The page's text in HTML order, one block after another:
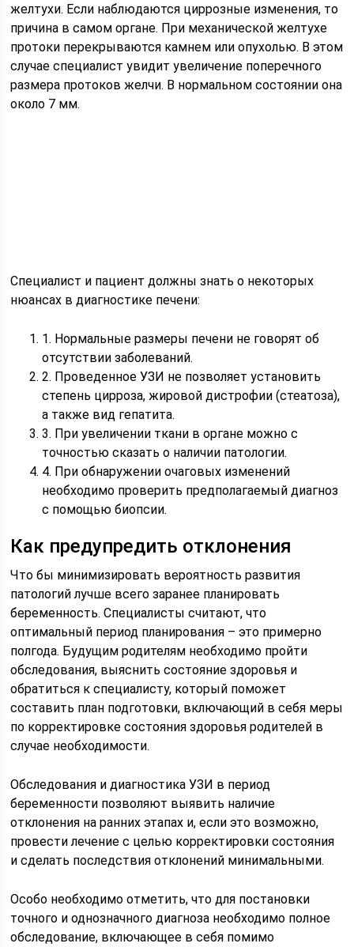
желтухи. Если наблюдаются циррозные изменения, то
причина в самом органе. При механической желтухе
протоки перекрываются камнем или опухолью. В этом
случае специалист увидит увеличение поперечного
размера протоков желчи. В нормальном состоянии она
около 7 мм.
Специалист и пациент должны знать о некоторых
нюансах в диагностике печени:
1. Нормальные размеры печени не говорят об
отсутствии заболеваний.
2. Проведенное УЗИ не позволяет установить
степень цирроза, жировой дистрофии (стеатоза),
а также вид гепатита.
3. При увеличении ткани в органе можно с
точностью сказать о наличии патологии.
4. При обнаружении очаговых изменений
необходимо проверить предполагаемый диагноз
с помощью биопсии.
Как предупредить отклонения
Что бы минимизировать вероятность развития
патологий лучше всего заранее планировать
беременность. Специалисты считают, что
оптимальный период планирования – это примерно
полгода. Будущим родителям необходимо пройти
обследования, выяснить состояние здоровья и
обратиться к специалисту, который поможет
составить план подготовки, включающий в себя меры
по корректировке состояния здоровья родителей в
случае необходимости.
Обследования и диагностика УЗИ в период
беременности позволяют выявить наличие
отклонения на ранних этапах и, если это возможно,
провести лечение с целью корректировки состояния
и сделать последствия отклонений минимальными.
Особо необходимо отметить, что для постановки
точного и однозначного диагноза необходимо полное
обследование, включающее в себя помимо